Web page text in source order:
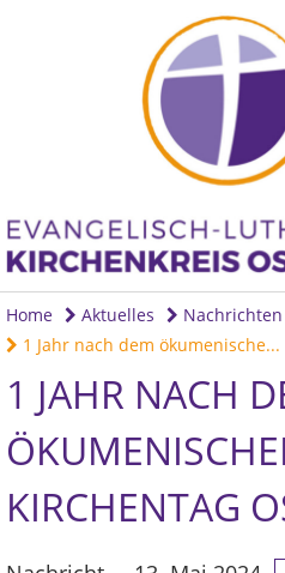
Home Aktuelles Nachrichten
1 Jahr nach dem ökumenische...
1 JAHR NACH
KIRCHENTAG